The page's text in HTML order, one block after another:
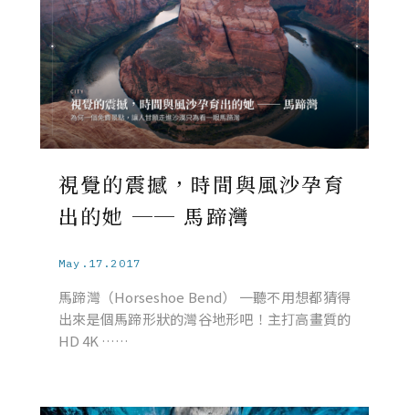
視覺的震撼，時間與風沙孕育
出的她 ── 馬蹄灣
May.17.2017
馬蹄灣（Horseshoe Bend） 一聽不用想都猜得
出來是個馬蹄形狀的灣谷地形吧！主打高畫質的
HD 4K ……